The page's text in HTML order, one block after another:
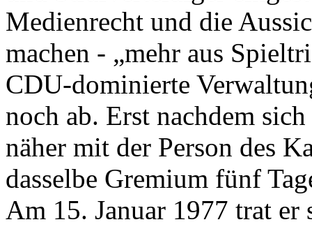
Medienrecht und die
machen - „mehr aus
CDU-dominierte
noch ab. Erst nachdem
näher mit der Person des
dasselbe Gremium fünf
Am 15. Januar 1977 trat er